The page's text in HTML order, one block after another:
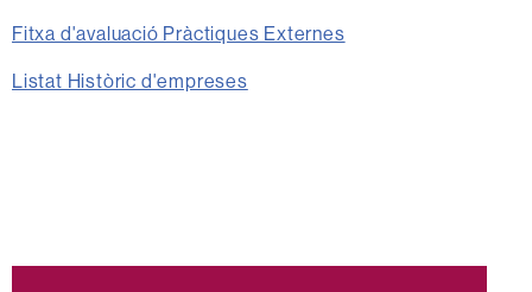
Fitxa d'avaluació Pràctiques Externes
Listat Històric d'empreses
Informació